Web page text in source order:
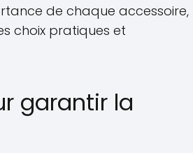
de chaque accessoire,
choix pratiques et
garantir la